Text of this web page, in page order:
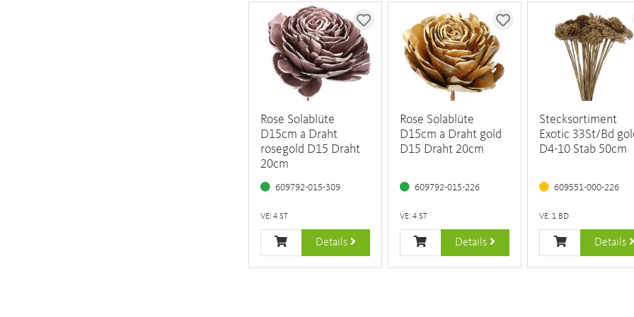
Rose Solablüte
D15cm a Draht
rosegold D15 Draht
20cm
609792-015-309
VE: 4 ST
Details
Rose Solablüte
D15cm a Draht gold
D15 Draht 20cm
609792-015-226
VE: 4 ST
Details
Stecksortiment
Exotic 33St/Bd
D4-10 Stab 50cm
609551-000-226
VE: 1 BD
Details